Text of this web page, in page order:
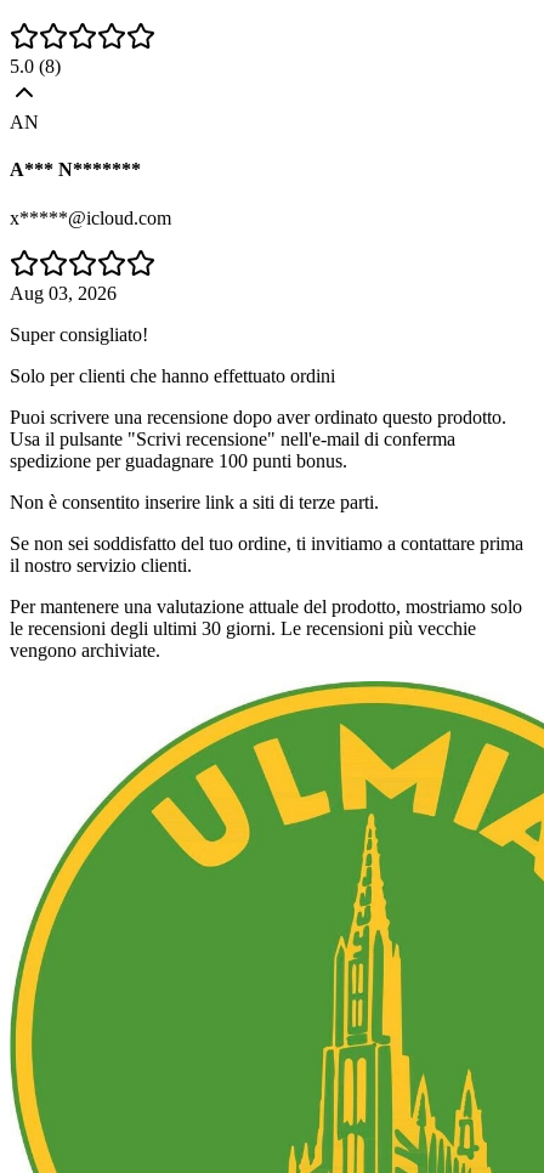
5.0 (8)
AN
A*** N*******
x*****@icloud.com
Aug 03, 2026
Super consigliato!
Solo per clienti che hanno effettuato ordini
Puoi scrivere una recensione dopo aver ordinato questo prodotto.
Usa il pulsante "Scrivi recensione" nell'e-mail di conferma
spedizione per guadagnare 100 punti bonus.
Non è consentito inserire link a siti di terze parti.
Se non sei soddisfatto del tuo ordine, ti invitiamo a contattare prima
il nostro servizio clienti.
Per mantenere una valutazione attuale del prodotto, mostriamo solo
le recensioni degli ultimi 30 giorni. Le recensioni più vecchie
vengono archiviate.